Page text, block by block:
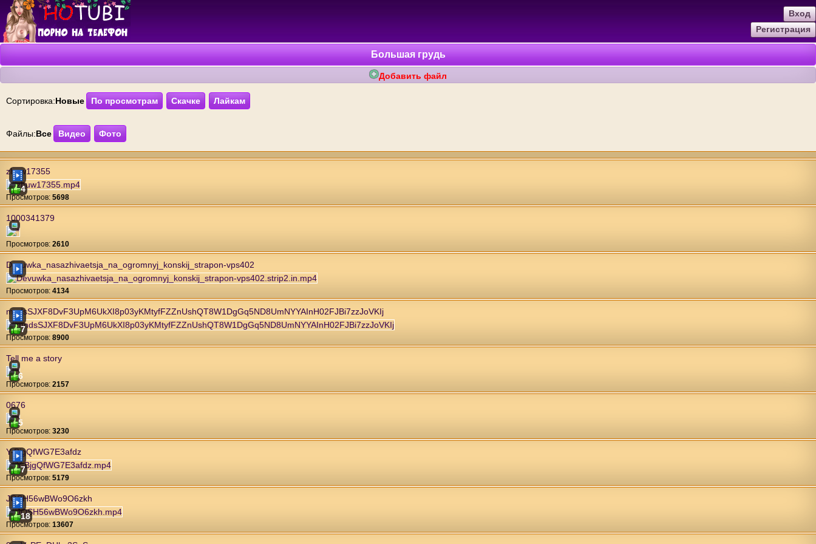
Вход
Регистрация
Большая грудь
Добавить файл
Сортировка:Новые По просмотрам Скачке Лайкам
Файлы:Все Видео Фото
zhuw17355
4
Проcмотров: 5698
1000341379
Проcмотров: 2610
Devuwka_nasazhivaetsja_na_ogromnyj_konskij_strapon-vps402
Проcмотров: 4134
mndsSJXF8DvF3UpM6UkXI8p03yKMtyfFZZnUshQT8W1DgGq5ND8UmNYYAInH02FJBi7zzJoVKIj
7
Проcмотров: 8900
Tell me a story
6
Проcмотров: 2157
0676
5
Проcмотров: 3230
Y-BjgQfWG7E3afdz
7
Проcмотров: 5179
JOSH56wBWo9O6zkh
18
Проcмотров: 13607